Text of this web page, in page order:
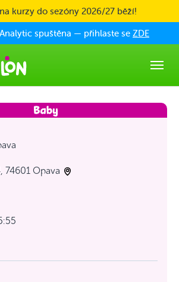
na kurzy do sezóny 2026/27 běží!
spuštěna — přihlaste se ZDE
74601 Opava